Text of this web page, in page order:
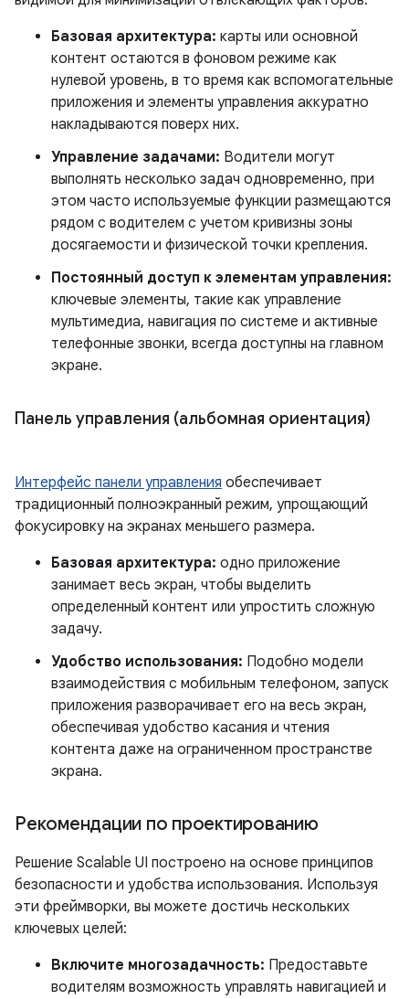
Базовая архитектура: карты или основной
контент остаются в фоновом режиме как
нулевой уровень, в то время как вспомогательные
приложения и элементы управления аккуратно
накладываются поверх них.
Управление задачами: Водители могут
выполнять несколько задач одновременно, при
этом часто используемые функции размещаются
рядом с водителем с учетом кривизны зоны
досягаемости и физической точки крепления.
Постоянный доступ к элементам управления:
ключевые элементы, такие как управление
мультимедиа, навигация по системе и активные
телефонные звонки, всегда доступны на главном
экране.
Панель управления (альбомная ориентация)
Интерфейс панели управления обеспечивает
традиционный полноэкранный режим, упрощающий
фокусировку на экранах меньшего размера.
Базовая архитектура: одно приложение
занимает весь экран, чтобы выделить
определенный контент или упростить сложную
задачу.
Удобство использования: Подобно модели
взаимодействия с мобильным телефоном, запуск
приложения разворачивает его на весь экран,
обеспечивая удобство касания и чтения
контента даже на ограниченном пространстве
экрана.
Рекомендации по проектированию
Решение Scalable UI построено на основе принципов
безопасности и удобства использования. Используя
эти фреймворки, вы можете достичь нескольких
ключевых целей:
Включите многозадачность: Предоставьте
водителям возможность управлять навигацией и